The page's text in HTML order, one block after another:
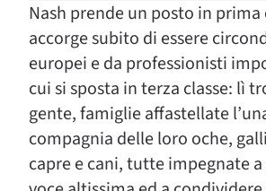
Nash prende un posto in prima
accorge subito di essere
europei e da professionisti
cui si sposta in terza classe: lì
gente, famiglie affastellate
compagnia delle loro oche,
capre e cani, tutte impegnate